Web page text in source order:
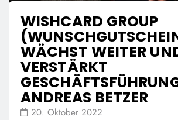
WISHCARD GROUP
WÄCHST WEITER
VERSTÄRKT
ANDREAS BETZER
20. Oktober 2022